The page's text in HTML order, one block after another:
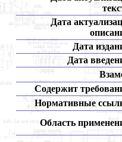
Дата
Дата
Дата
Содержит
Нормативные
Область